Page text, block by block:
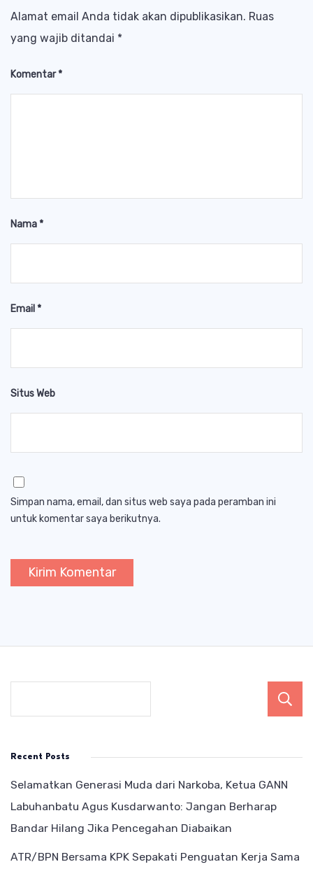
Alamat email Anda tidak akan dipublikasikan. Ruas
yang wajib ditandai *
Komentar*
Nama*
Email *
Situs Web
Simpan nama, email, dan situs web saya pada peramban ini
untuk komentar saya berikutnya.
Recent Posts
Selamatkan Generasi Muda dari Narkoba, Ketua GANN
Labuhanbatu Agus Kusdarwanto: Jangan Berharap
Bandar Hilang Jika Pencegahan Diabaikan
ATR/BPN Bersama KPK Sepakati Penguatan Kerja Sama